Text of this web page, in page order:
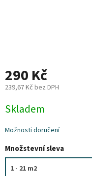
Dárkové
poukazy
Kontakty
nás
Podmínky
ochrany
údajů
290 Kč
239,67 Kč bez DPH
cena:
Skladem
Možnosti doručení
Množstevní sleva
1 - 21 m2